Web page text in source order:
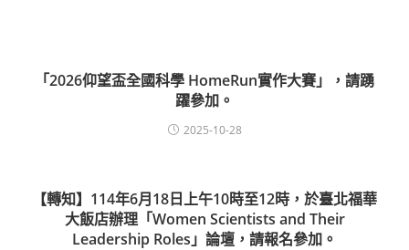
「2026仰望盃全國科學 HomeRun實作大賽」，請踴
躍參加。
2025-10-28
【轉知】114年6月18日上午10時至12時，於臺北福華
大飯店辦理「Women Scientists and Their
Leadership Roles」論壇，請報名參加。